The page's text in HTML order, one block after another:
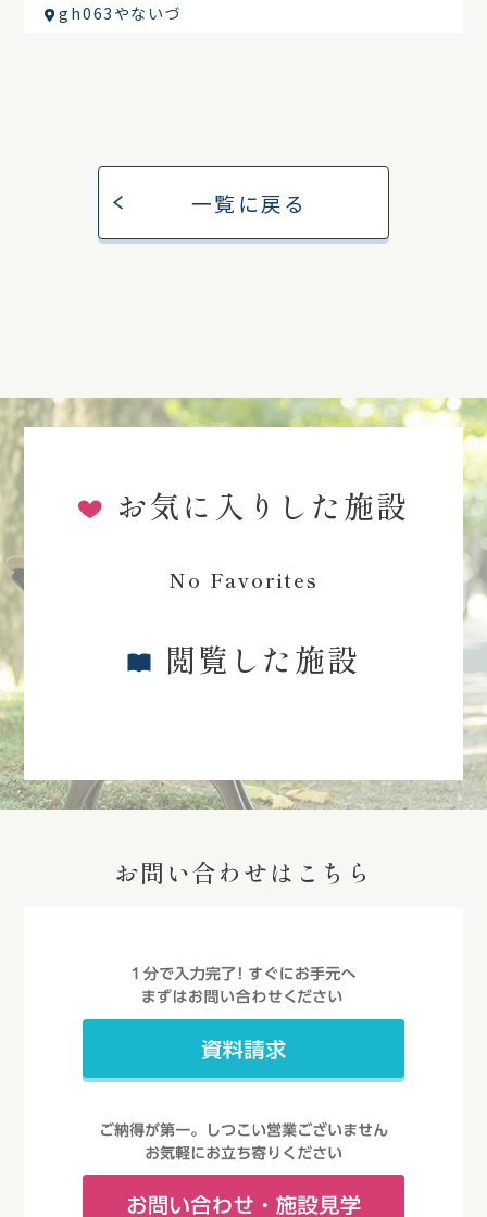
gh063やないづ
一覧に戻る
お気に入りした施設
No Favorites
閲覧した施設
お問い合わせはこちら